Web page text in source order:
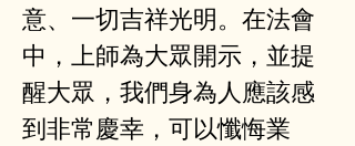
意、一切吉祥光明。在法會
中，上師為大眾開示，並提
醒大眾，我們身為人應該感
到非常慶幸，可以懺悔業